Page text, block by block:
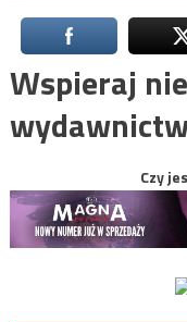
Wspieraj
Czy